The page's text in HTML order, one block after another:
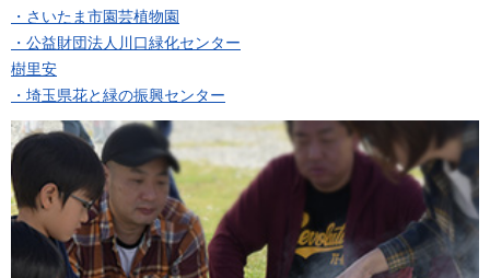
・さいたま市園芸植物園
・公益財団法人川口緑化センター
樹里安
・埼玉県花と緑の振興センター